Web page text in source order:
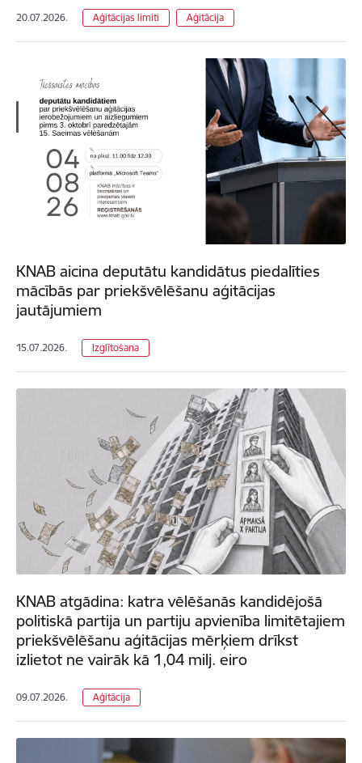
20.07.2026. Aģitācijas limiti Aģitācija
KNAB aicina deputātu kandidātus piedalīties
mācībās par priekšvēlēšanu aģitācijas
jautājumiem
15.07.2026. Izglītošana
KNAB atgādina: katra vēlēšanās kandidējošā
politiskā partija un partiju apvienība limitētajiem
priekšvēlēšanu aģitācijas mērķiem drīkst
izlietot ne vairāk kā 1,04 milj. eiro
09.07.2026. Aģitācija